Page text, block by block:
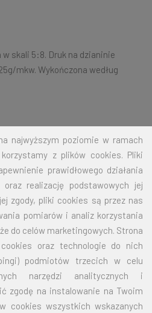
najwyższym poziomie w ramach
z plików cookies. Pliki
prawidłowego działania
realizację podstawowych jej
zgody, pliki cookies są przez nas
pomiarów i analiz korzystania
do celów marketingowych. Strona
oraz technologie do nich
podmiotów trzecich w celu
narzędzi analitycznych i
zgodę na instalowanie na Twoim
cookies wszystkich wskazanych
skali 5:8. Druk na dzianinie
mkw. Wykończona według
ilości cena zostanie wyliczona
CENA BRUTTO
15,38
23,37
31,98
39,98